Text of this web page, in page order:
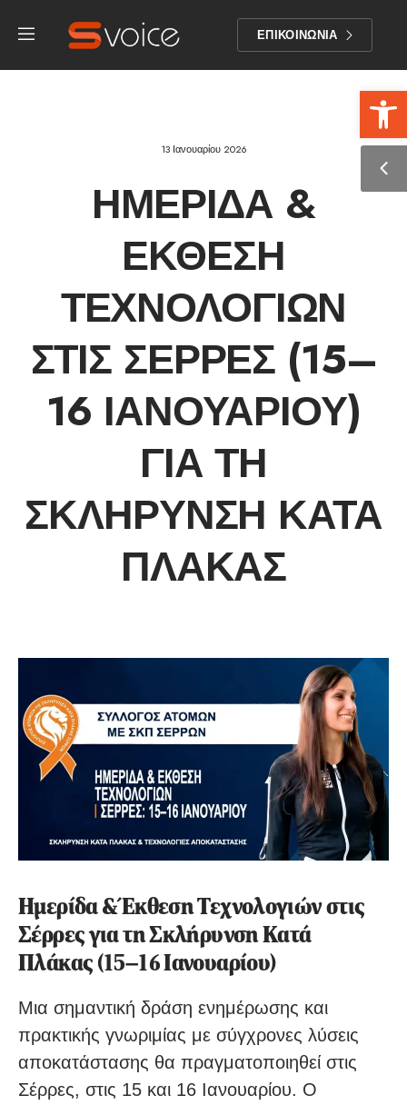
ΕΠΙΚΟΙΝΩΝΙΑ
13 Ιανουαρίου 2026
ΗΜΕΡΊΔΑ &
ΈΚΘΕΣΗ
ΤΕΧΝΟΛΟΓΙΏΝ
ΣΤΙΣ ΣΈΡΡΕΣ (15–
16 ΙΑΝΟΥΑΡΊΟΥ)
ΓΙΑ ΤΗ
ΣΚΛΉΡΥΝΣΗ ΚΑΤΆ
ΠΛΆΚΑΣ
Ημερίδα & Έκθεση Τεχνολογιών στις
Σέρρες για τη Σκλήρυνση Κατά
Πλάκας (15–16 Ιανουαρίου)
Μια σημαντική δράση ενημέρωσης και
πρακτικής γνωριμίας με σύγχρονες λύσεις
αποκατάστασης θα πραγματοποιηθεί στις
Σέρρες, στις 15 και 16 Ιανουαρίου. Ο